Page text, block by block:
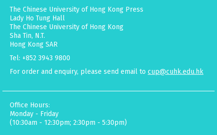
The Chinese University of Hong Kong Press
Lady Ho Tung Hall
The Chinese University of Hong Kong
Sha Tin, N.T.
Hong Kong SAR
Tel: +852 3943 9800
For order and enquiry, please send email to cup@cuhk.edu.hk
Office Hours:
Monday - Friday
(10:30am - 12:30pm; 2:30pm - 5:30pm)